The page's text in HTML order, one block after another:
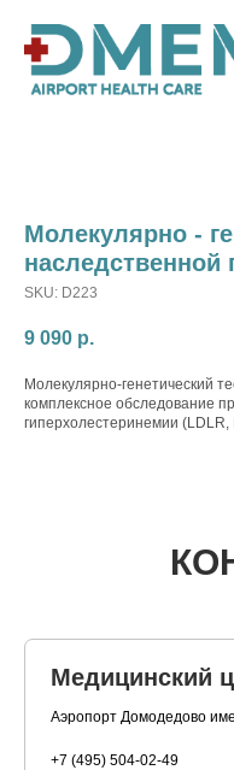
Молекулярно -
наследственной
SKU: D223
9 090 р.
Молекулярно-генетический
комплексное обследование
гиперхолестеринемии (LDLR,
Медицинский
Аэропорт Домодедово
+7 (495) 504-02-49